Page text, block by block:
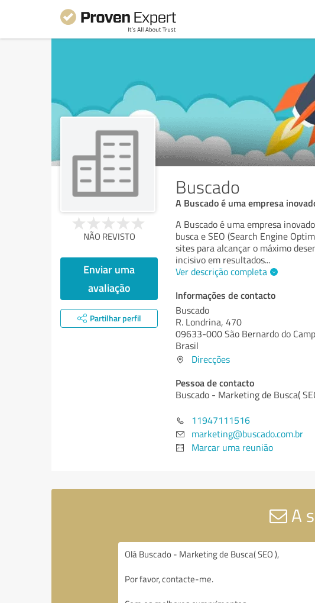
Buscado
A Buscado é uma empresa
NÃO REVISTO
Enviar uma
avaliação
Partilhar perfil
A Buscado é uma empresa
busca e SEO (Search Engine
sites para alcançar o máximo
incisivo em resultados...
Ver descrição completa
Informações de contacto
Buscado
R. Londrina, 470
09633-000 São Bernardo do
Brasil
Direcções
Pessoa de contacto
Buscado - Marketing de Busca(
11947111516
marketing@buscado.com.br
Marcar uma reunião
A